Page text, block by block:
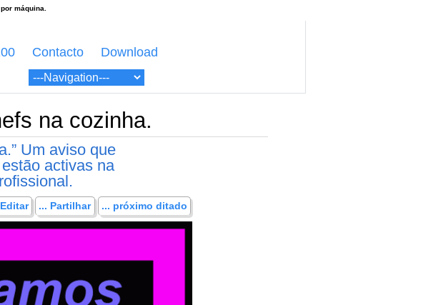
Contacto Download
na cozinha.
Um aviso que
activas na
... Partilhar ... próximo ditado